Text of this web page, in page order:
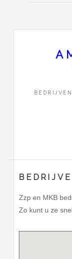
Zzp en MKB
Zo kunt u ze